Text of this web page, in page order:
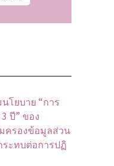
โยบาย “การ
ปี” ของ
ครองข้อมูลส่วน
ะทบต่อการปฏิ